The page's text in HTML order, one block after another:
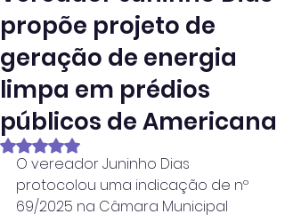
propõe projeto de
geração de energia
limpa em prédios
públicos de Americana
Avaliado com NaN de 5 estrelas.
O vereador Juninho Dias
protocolou uma indicação de nº
69/2025 na Câmara Municipal